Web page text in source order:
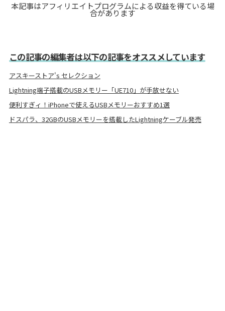
本記事はアフィリエイトプログラムによる収益を得ている場
合があります
この記事の編集者は以下の記事をオススメしています
アスキーストア's セレクション
Lightning端子搭載のUSBメモリー「UE710」が手放せない
便利すぎィ！iPhoneで使えるUSBメモリーおすすめ1選
ドスパラ、32GBのUSBメモリーを搭載したLightningケーブル発売